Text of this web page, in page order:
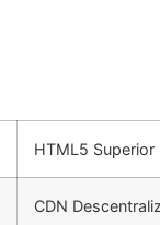
HTML5 Superior
CDN